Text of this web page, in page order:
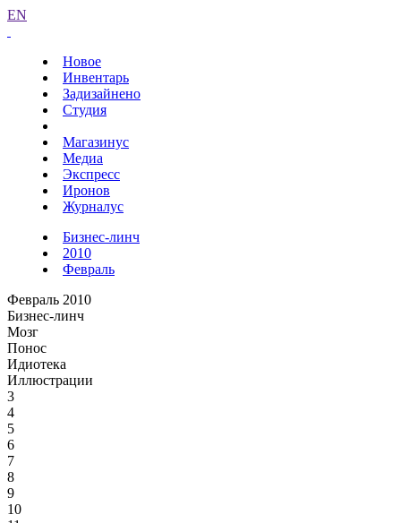
EN
Новое
Инвентарь
Задизайнено
Студия
Магазинус
Медиа
Экспресс
Иронов
Журналус
Бизнес-линч
2010
Февраль
Февраль 2010
Бизнес-линч
Мозг
Понос
Идиотека
Иллюстрации
3
4
5
6
7
8
9
10